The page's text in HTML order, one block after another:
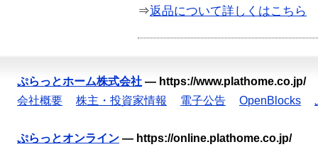
⇒返品について詳しくはこちら
ぷらっとホーム株式会社 — https://www.plathome.co.jp/
会社概要
株主・投資家情報 電子公告 OpenBlocks
ぷらっとオンライン — https://online.plathome.co.jp/